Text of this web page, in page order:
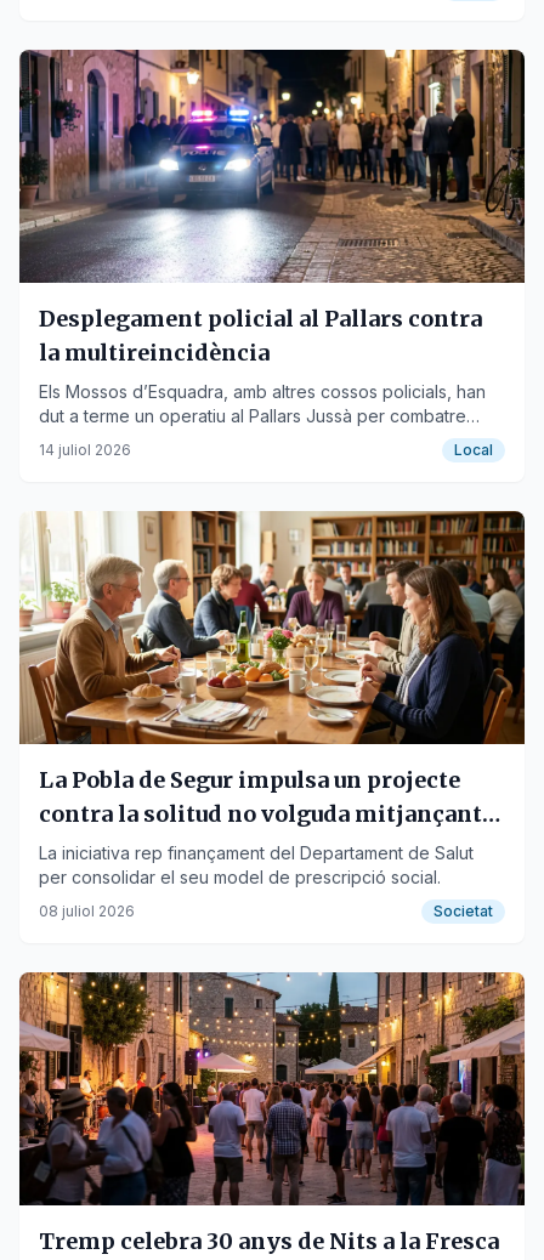
Desplegament policial al Pallars contra
la multireincidència
Els Mossos d’Esquadra, amb altres cossos policials, han
dut a terme un operatiu al Pallars Jussà per combatre
delinqüents habituals.
14 juliol 2026 Local
La Pobla de Segur impulsa un projecte
contra la solitud no volguda mitjançant
àpats saludables
La iniciativa rep finançament del Departament de Salut
per consolidar el seu model de prescripció social.
08 juliol 2026 Societat
Tremp celebra 30 anys de Nits a la Fresca